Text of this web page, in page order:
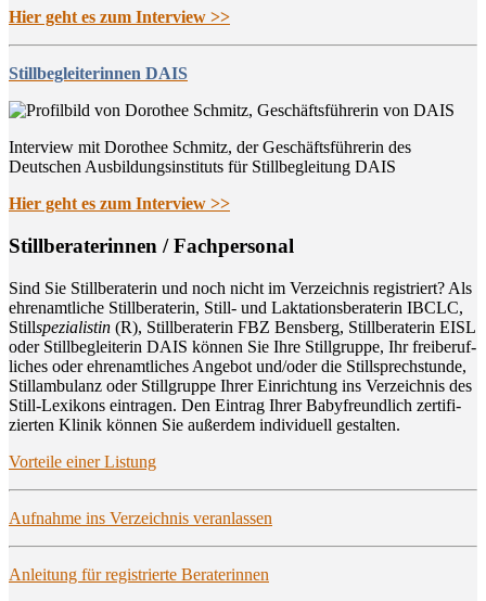
Hier geht es zum Interview >>
Stillbegleiterinnen DAIS
Interview mit Dorothee Schmitz, der Geschäftsführerin des
Deutschen Ausbildungsinstituts für Stillbegleitung DAIS
Hier geht es zum Interview >>
Still­be­ra­te­rin­nen / Fachpersonal
Sind Sie Still­be­ra­te­rin und noch nicht im Ver­zeich­nis regis­triert? Als
ehren­amt­li­che Still­be­ra­te­rin, Still- und Lak­ta­ti­ons­be­ra­te­rin IBCLC,
Stillspe­zia­lis­tin (R), Still­be­ra­te­rin FBZ Bens­berg, Still­be­ra­te­rin EISL
oder Still­be­glei­te­rin DAIS kön­nen Sie Ihre Still­grup­pe, Ihr frei­be­ruf­
li­ches oder ehren­amt­li­ches Ange­bot und/oder die Still­sprech­stun­de,
Still­am­bu­lanz oder Still­grup­pe Ihrer Ein­rich­tung ins Ver­zeich­nis des
Still-Lexi­kons ein­tra­gen. Den Ein­trag Ihrer Baby­freund­lich zer­ti­fi­
zier­ten Kli­nik kön­nen Sie außer­dem indi­vi­du­ell gestalten.
Vor­tei­le einer Listung
Auf­nah­me ins Ver­zeich­nis veranlassen
Anlei­tung für regis­trier­te Beraterinnen